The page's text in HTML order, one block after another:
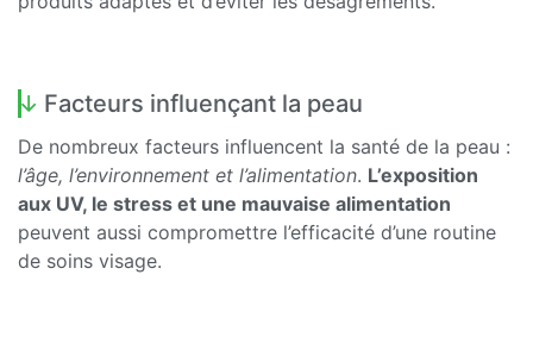
Facteurs influençant la peau
De nombreux facteurs influencent la santé de la peau :
l’âge, l’environnement et l’alimentation. L’exposition
aux UV, le stress et une mauvaise alimentation
peuvent aussi compromettre l’efficacité d’une routine
de soins visage.